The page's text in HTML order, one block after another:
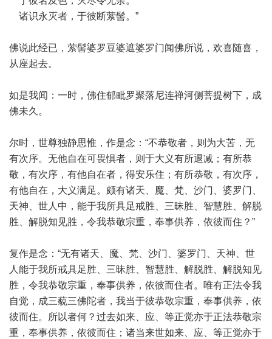
诸识永灭者，于彼断萦髻。”
佛说此经已，萦髻婆罗豆婆遮婆罗门闻佛所说，欢喜随喜，
从座起去。
如是我闻：一时，佛住郁毗罗聚落尼连禅河侧菩提树下，成
佛未久。
尔时，世尊独静思惟，作是念：“不恭敬者，则为大苦，无
有次序。无他自在可畏惧者，则于大义有所退减；有所恭
敬，有次序，有他自在者，得安乐住；有所恭敬，有次序，
有他自在，大义满足。颇有诸天、魔、梵、沙门、婆罗门、
天神、世人中，能于我所具足戒胜、三昧胜、智慧胜、解脱
胜、解脱知见胜，令我恭敬宗重，奉事供养，依彼而住？”
复作是念：“无有诸天、魔、梵、沙门、婆罗门、天神、世
人能于我所戒具足胜、三昧胜、智慧胜、解脱胜、解脱知见
胜，令我恭敬宗重，奉事供养，依彼而住者。唯有正法令我
自觉，成三藐三佛陀者，我当于彼恭敬宗重，奉事供养，依
彼而住。所以者何？过去如来、应、等正觉亦于正法恭敬宗
重，奉事供养，依彼而住；诸当来世如来、应、等正觉亦于